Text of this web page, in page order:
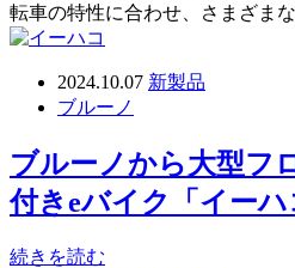
転車の特性に合わせ、さまざま
2024.10.07 新製品
ブルーノ
ブルーノから大型フ
付きeバイク「イー
続きを読む